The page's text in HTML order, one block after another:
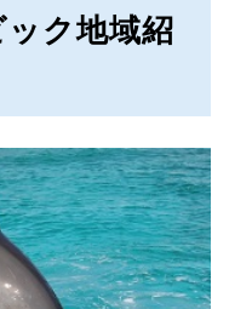
ク地域紹